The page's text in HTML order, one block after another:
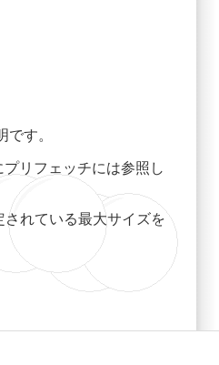
す。
リフェッチには参照し
れている最大サイズを